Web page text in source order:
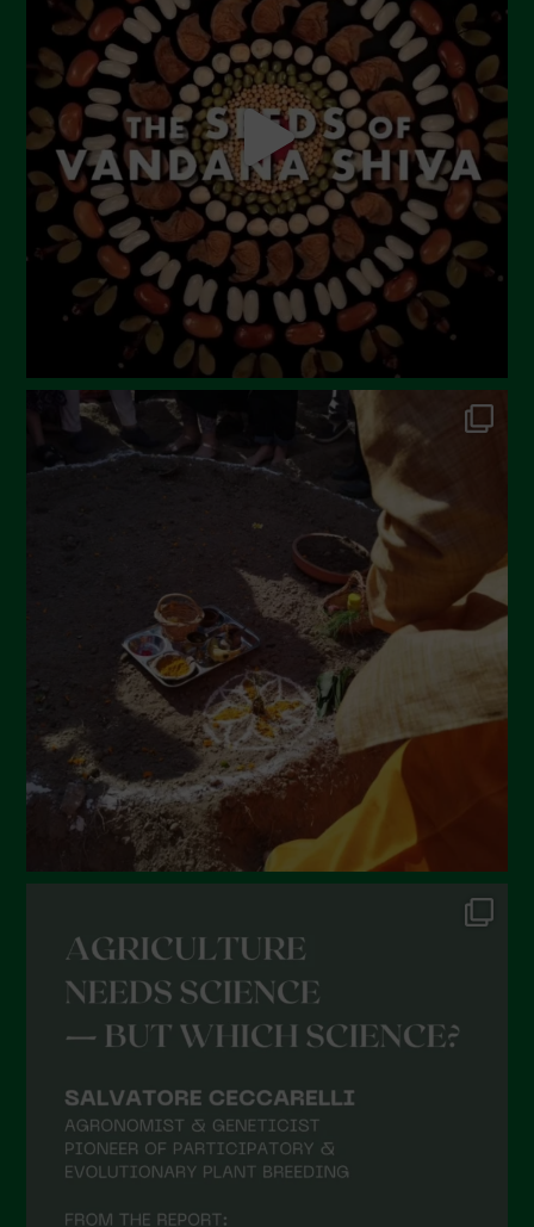
Agosto 2023
Luglio 2023
Giugno 2023
Maggio 2023
Aprile 2023
Marzo 2023
Febbraio 2023
Dicembre 2022
Novembre 2022
Ottobre 2022
Settembre 2022
Aprile 2022
Marzo 2022
Febbraio 2022
Gennaio 2022
Dicembre 2021
Novembre 2021
Settembre 2021
Agosto 2021
Luglio 2021
Aprile 2021